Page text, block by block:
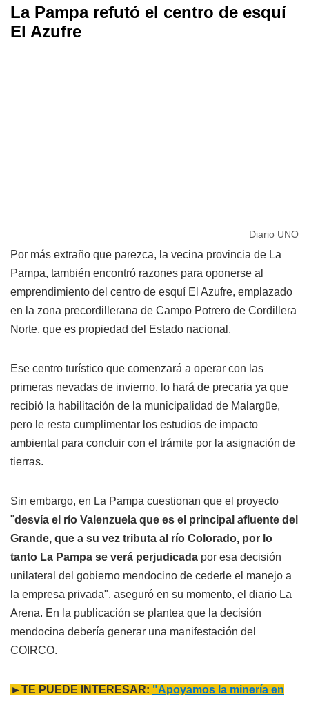
La Pampa refutó el centro de esquí
El Azufre
Diario UNO
Por más extraño que parezca, la vecina provincia de La
Pampa, también encontró razones para oponerse al
emprendimiento del centro de esquí El Azufre, emplazado
en la zona precordillerana de Campo Potrero de Cordillera
Norte, que es propiedad del Estado nacional.
Ese centro turístico que comenzará a operar con las
primeras nevadas de invierno, lo hará de precaria ya que
recibió la habilitación de la municipalidad de Malargüe,
pero le resta cumplimentar los estudios de impacto
ambiental para concluir con el trámite por la asignación de
tierras.
Sin embargo, en La Pampa cuestionan que el proyecto
"desvía el río Valenzuela que es el principal afluente del
Grande, que a su vez tributa al río Colorado, por lo
tanto La Pampa se verá perjudicada por esa decisión
unilateral del gobierno mendocino de cederle el manejo a
la empresa privada", aseguró en su momento, el diario La
Arena. En la publicación se plantea que la decisión
mendocina debería generar una manifestación del
COIRCO.
►TE PUEDE INTERESAR: "Apoyamos la minería en